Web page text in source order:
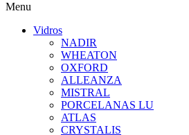
Menu
Vidros
NADIR
WHEATON
OXFORD
ALLEANZA
MISTRAL
PORCELANAS LU
ATLAS
CRYSTALIS